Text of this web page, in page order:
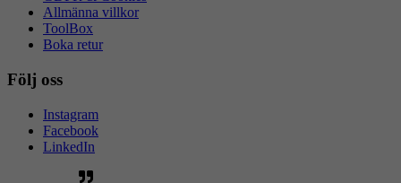
Allmänna villkor
ToolBox
Boka retur
Följ oss
Instagram
Facebook
LinkedIn